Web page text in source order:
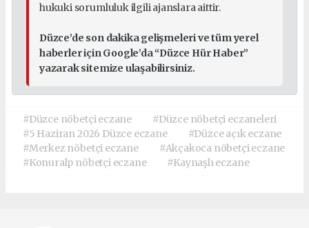
hukuki sorumluluk ilgili ajanslara aittir.
Düzce’de son dakika gelişmeleri ve tüm yerel
haberler için Google’da “Düzce Hür Haber”
yazarak sitemize ulaşabilirsiniz.
#Düzce nöbetçi eczane
#Düzce nöbetçi eczaneleri
#5 Haziran 2026 Düzce eczane
#Düzce açık eczane
#Merkez nöbetçi eczane
#Akçakoca nöbetçi eczane
#Konuralp nöbetçi eczane
#Kaynaşlı eczane